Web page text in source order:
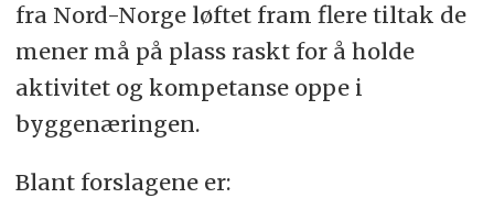
fra Nord-Norge løftet fram flere tiltak de
mener må på plass raskt for å holde
aktivitet og kompetanse oppe i
byggenæringen.
Blant forslagene er: